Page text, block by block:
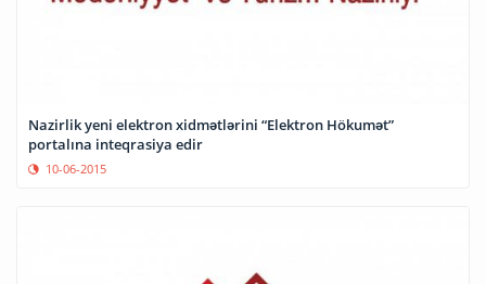
Nazirlik yeni elektron xidmətlərini “Elektron Hökumət”
portalına inteqrasiya edir
10-06-2015